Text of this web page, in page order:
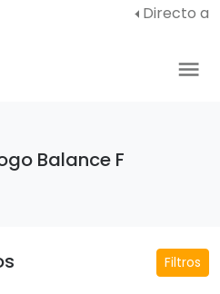
Directo a
Balance F
Filtros